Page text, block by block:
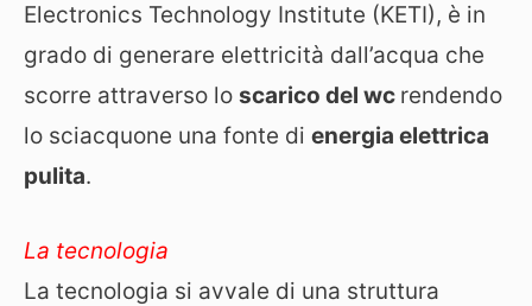
Electronics Technology Institute (KETI), è in
grado di generare elettricità dall’acqua che
scorre attraverso lo scarico del wc rendendo
lo sciacquone una fonte di energia elettrica
pulita.
La tecnologia
La tecnologia si avvale di una struttura